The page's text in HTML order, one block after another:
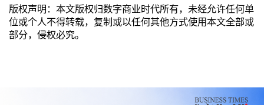
版权声明：本文版权归数字商业时代所有，未经允许任何单
位或个人不得转载，复制或以任何其他方式使用本文全部或
部分，侵权必究。